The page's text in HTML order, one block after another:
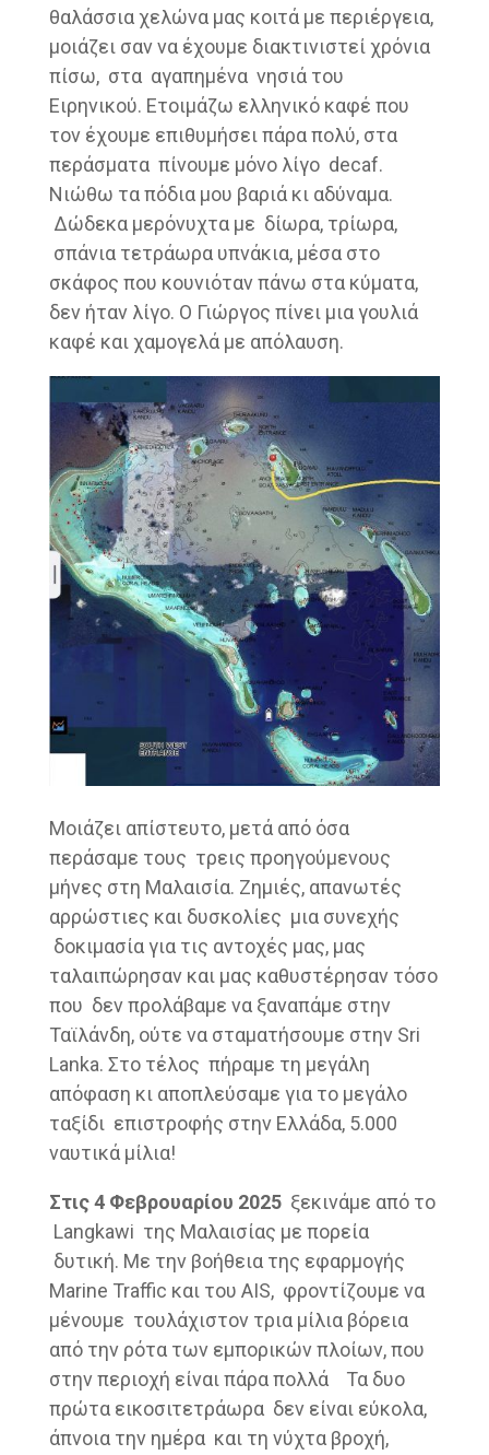
θαλάσσια χελώνα μας κοιτά με περιέργεια,
μοιάζει σαν να έχουμε διακτινιστεί χρόνια
πίσω, στα αγαπημένα νησιά του
Ειρηνικού. Ετοιμάζω ελληνικό καφέ που
τον έχουμε επιθυμήσει πάρα πολύ, στα
περάσματα πίνουμε μόνο λίγο decaf.
Νιώθω τα πόδια μου βαριά κι αδύναμα.
Δώδεκα μερόνυχτα με δίωρα, τρίωρα,
σπάνια τετράωρα υπνάκια, μέσα στο
σκάφος που κουνιόταν πάνω στα κύματα,
δεν ήταν λίγο. Ο Γιώργος πίνει μια γουλιά
καφέ και χαμογελά με απόλαυση.
Μοιάζει απίστευτο, μετά από όσα
περάσαμε τους τρεις προηγούμενους
μήνες στη Μαλαισία. Ζημιές, απανωτές
αρρώστιες και δυσκολίες μια συνεχής
δοκιμασία για τις αντοχές μας, μας
ταλαιπώρησαν και μας καθυστέρησαν τόσο
που δεν προλάβαμε να ξαναπάμε στην
Ταϊλάνδη, ούτε να σταματήσουμε στην Sri
Lanka. Στο τέλος πήραμε τη μεγάλη
απόφαση κι αποπλεύσαμε για το μεγάλο
ταξίδι επιστροφής στην Ελλάδα, 5.000
ναυτικά μίλια!
Στις 4 Φεβρουαρίου 2025ξεκινάμε από το
Langkawi της Μαλαισίας με πορεία
δυτική. Με την βοήθεια της εφαρμογής
Marine Traffic και του AIS, φροντίζουμε να
μένουμε τουλάχιστον τρια μίλια βόρεια
από την ρότα των εμπορικών πλοίων, που
στην περιοχή είναι πάρα πολλά Τα δυο
πρώτα εικοσιτετράωρα δεν είναι εύκολα,
άπνοια την ημέρα και τη νύχτα βροχή,